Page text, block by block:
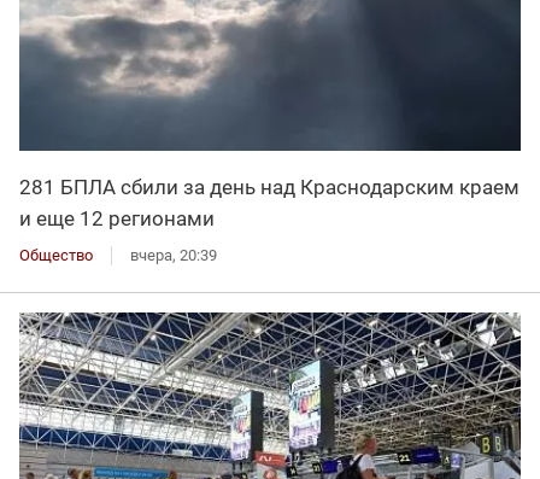
281 БПЛА сбили за день над Краснодарским краем
и еще 12 регионами
Общество вчера, 20:39